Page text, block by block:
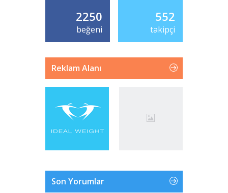
2250
beğeni
552
takipçi
Reklam Alanı
Son Yorumlar